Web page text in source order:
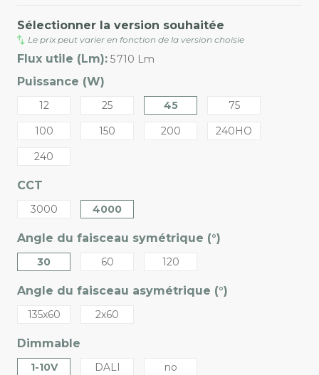
Sélectionner la version souhaitée
Le prix peut varier en fonction de la version choisie
Flux utile (Lm): 5 710 Lm
Puissance (W)
12 25 45
75
100
150 200
240HO
240
CCT
3000 4000
Angle du faisceau symétrique (°)
30 60 120
Angle du faisceau asymétrique (°)
135x60 2x60
Dimmable
1-10V DALI no